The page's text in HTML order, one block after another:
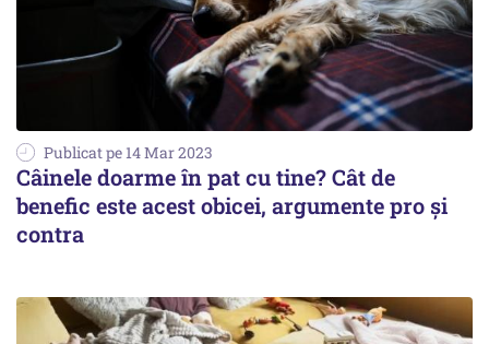
Publicat pe 14 Mar 2023
Câinele doarme în pat cu tine? Cât de
benefic este acest obicei, argumente pro și
contra